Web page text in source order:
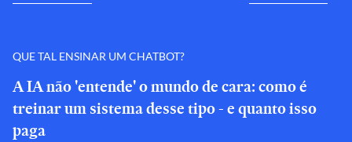
QUE TAL ENSINAR UM CHATBOT?
A IA não 'entende' o mundo de cara: como é
treinar um sistema desse tipo - e quanto isso
paga